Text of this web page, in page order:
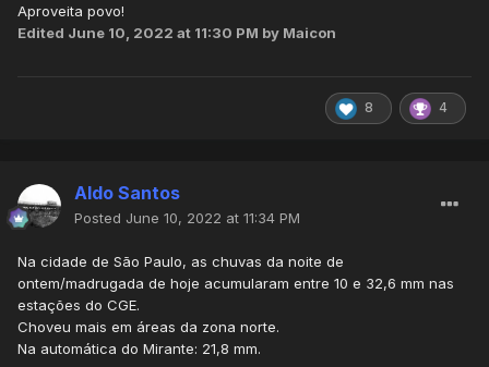
Aproveita povo!
Edited June 10, 2022 at 11:30 PM by Maicon
8 4
Aldo Santos
Posted June 10, 2022 at 11:34 PM
Na cidade de São Paulo, as chuvas da noite de
ontem/madrugada de hoje acumularam entre 10 e 32,6 mm nas
estações do CGE.
Choveu mais em áreas da zona norte.
Na automática do Mirante: 21,8 mm.